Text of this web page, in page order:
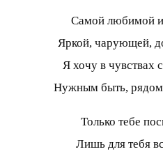
Самой любимой и
Яркой, чарующей,
Я хочу в чувствах
Нужным быть, рядом
Только тебе
Лишь для тебя